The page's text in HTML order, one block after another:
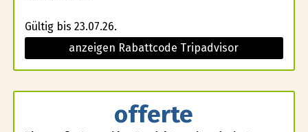
Gültig bis 23.07.26.
anzeigen Rabattcode Tripadvisor
offerte